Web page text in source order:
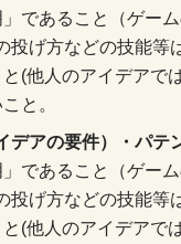
であること（ゲー
投げ方などの技能等
(他人のアイデアで
と。
デアの要件）・パテ
であること（ゲー
投げ方などの技能等
(他人のアイデアで